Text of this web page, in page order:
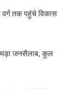
तक पहुंचे विकास
जनसैलाब, कुल